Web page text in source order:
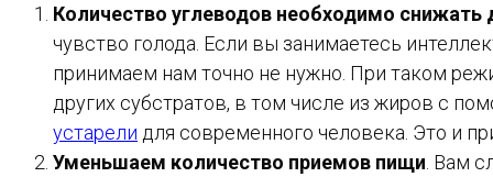
Количество углеводов необходимо
чувство голода. Если вы занимаетесь
принимаем нам точно не нужно. При таком
других субстратов, в том числе из жиров с
устарели для современного человека. Это и
Уменьшаем количество приемов пищи . Вам